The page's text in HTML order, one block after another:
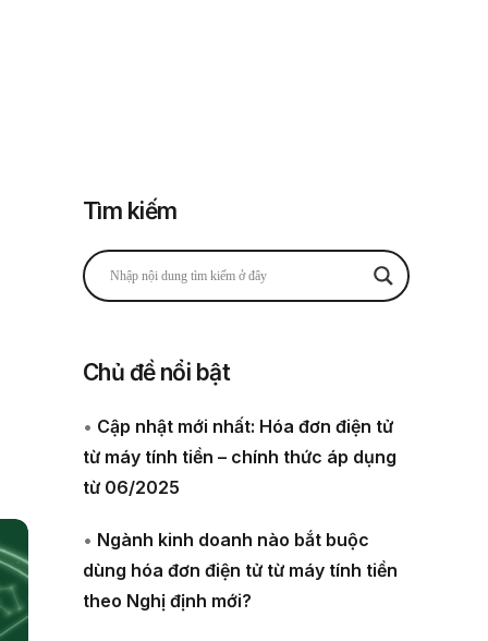
Tìm kiếm
Chủ đề nổi bật
• Cập nhật mới nhất: Hóa đơn điện tử
từ máy tính tiền – chính thức áp dụng
từ 06/2025
• Ngành kinh doanh nào bắt buộc
dùng hóa đơn điện tử từ máy tính tiền
theo Nghị định mới?